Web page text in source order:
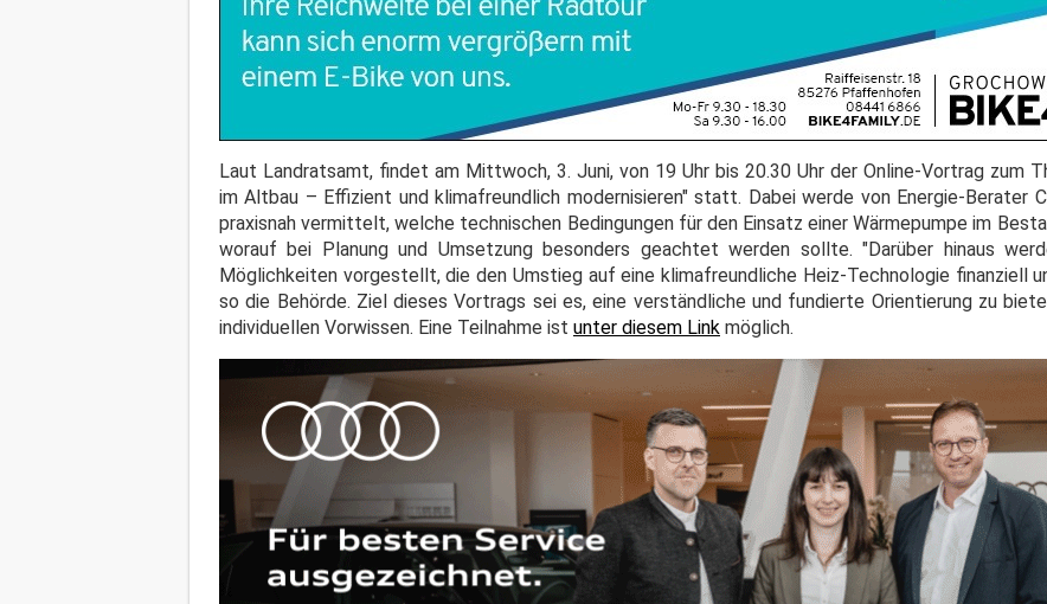
Laut Landratsamt, findet am Mittwoch, 3. Juni, von 19 Uhr bis 20.30 Uhr der Online-Vortrag zum
im Altbau – Effizient und klimafreundlich modernisieren" statt. Dabei werde von Energie-Berater
praxisnah vermittelt, welche technischen Bedingungen für den Einsatz einer Wärmepumpe im
worauf bei Planung und Umsetzung besonders geachtet werden sollte. "Darüber hinaus
Möglichkeiten vorgestellt, die den Umstieg auf eine klimafreundliche Heiz-Technologie finanziell
so die Behörde. Ziel dieses Vortrags sei es, eine verständliche und fundierte Orientierung zu
individuellen Vorwissen. Eine Teilnahme ist unter diesem Link möglich.